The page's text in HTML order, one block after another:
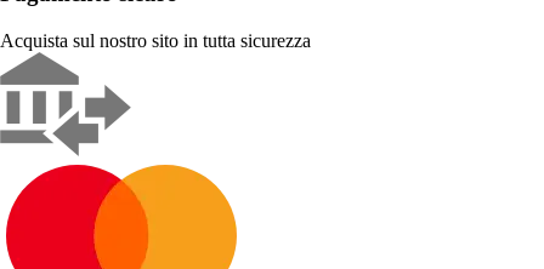
Acquista sul nostro sito in tutta sicurezza